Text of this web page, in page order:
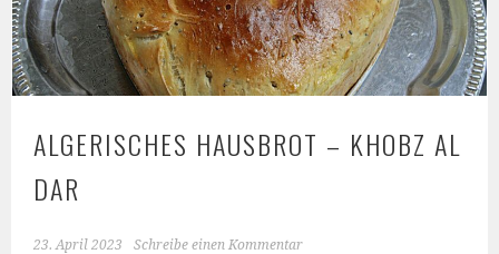
ALGERISCHES HAUSBROT – KHOBZ AL
DAR
23. April 2023 Schreibe einen Kommentar